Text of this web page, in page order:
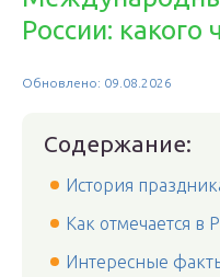
России: какого
Обновлено: 09.08.2026
Содержание:
История
Как отмечается в
Интересные